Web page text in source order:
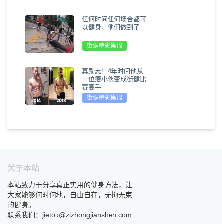
任何时间任何场合都可
以健身，他们做到了
街健精彩集锦
真励志！4年时间他从
一位瘦小伙变成街健比
赛高手
街健精彩集锦
关于本站
本站致力于分享真正实用的健身方法，让
大家能够何时何地，自由自在，无拘无束
的健身。
联系我们：jietou@zizhongjianshen.com